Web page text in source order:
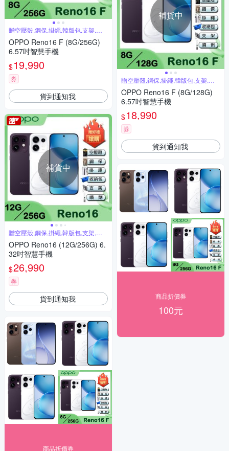
贈空壓殼,鋼保,掛繩,韓版包,支架,噴
劑
OPPO Reno16 F (8G/256G)
6.57吋智慧手機
$19,990
券
貨到通知我
補貨中
贈空壓殼,鋼保,掛繩,韓版包,支架,噴
劑
OPPO Reno16 (12G/256G) 6.
32吋智慧手機
$26,990
券
貨到通知我
商品折價券
補貨中
贈空壓殼,鋼保,掛繩,韓版包,支架,噴
劑
OPPO Reno16 F (8G/128G)
6.57吋智慧手機
$18,990
券
貨到通知我
商品折價券
100元